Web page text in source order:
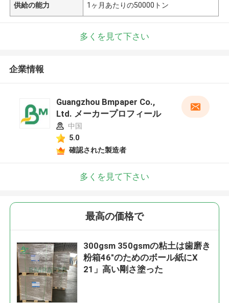
供給の能力 1ヶ月あたりの50000トン
多くを見て下さい
企業情報
Guangzhou Bmpaper Co.,
Ltd. メーカープロフィール
中国
5.0
確認された製造者
多くを見て下さい
最高の価格で
300gsm 350gsmの粘土は歯磨き
粉箱46"のためのボール紙にX
21」高い剛さ塗った